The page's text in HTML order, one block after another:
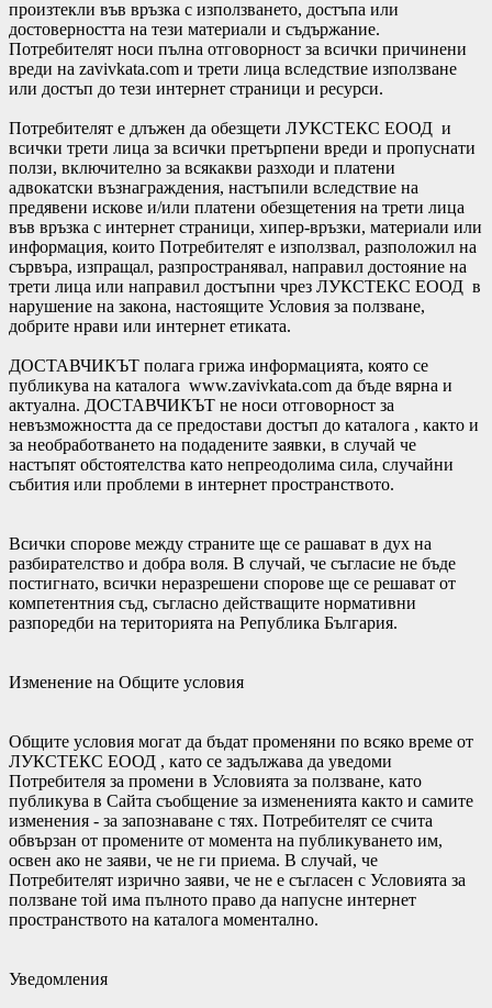
произтекли във връзка с използването, достъпа или
достоверността на тези материали и съдържание.
Потребителят носи пълна отговорност за всички причинени
вреди на zavivkata.com и трети лица вследствие използване
или достъп до тези интернет страници и ресурси.
Потребителят е длъжен да обезщети ЛУКСТЕКС ЕООД и
всички трети лица за всички претърпени вреди и пропуснати
ползи, включително за всякакви разходи и платени
адвокатски възнаграждения, настъпили вследствие на
предявени искове и/или платени обезщетения на трети лица
във връзка с интернет страници, хипер-връзки, материали или
информация, които Потребителят е използвал, разположил на
сървъра, изпращал, разпространявал, направил достояние на
трети лица или направил достъпни чрез ЛУКСТЕКС ЕООД в
нарушение на закона, настоящите Условия за ползване,
добрите нрави или интернет етиката.
ДОСТАВЧИКЪТ полага грижа информацията, която се
публикува на каталога www.zavivkata.com да бъде вярна и
актуална. ДОСТАВЧИКЪТ не носи отговорност за
невъзможността да се предостави достъп до каталога , както и
за необработването на подадените заявки, в случай че
настъпят обстоятелства като непреодолима сила, случайни
събития или проблеми в интернет пространството.
Всички спорове между страните ще се рашават в дух на
разбирателство и добра воля. В случай, че съгласие не бъде
постигнато, всички неразрешени спорове ще се решават от
компетентния съд, съгласно действащите нормативни
разпоредби на територията на Република България.
Изменение на Общите условия
Общите условия могат да бъдат променяни по всяко време от
ЛУКСТЕКС ЕООД , като се задължава да уведоми
Потребителя за промени в Условията за ползване, като
публикува в Сайта съобщение за измененията както и самите
изменения - за запознаване с тях. Потребителят се счита
обвързан от промените от момента на публикуването им,
освен ако не заяви, че не ги приема. В случай, че
Потребителят изрично заяви, че не е съгласен с Условията за
ползване той има пълното право да напусне интернет
пространството на каталога моментално.
Уведомления